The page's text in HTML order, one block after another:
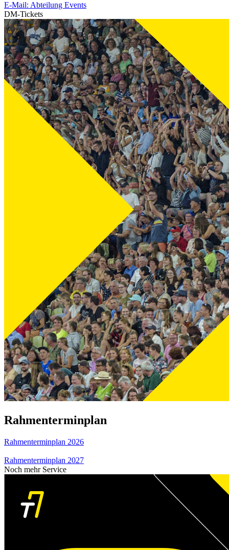
E-Mail: Abteilung Events
DM-Tickets
Rahmenterminplan
Rahmenterminplan 2026
Rahmenterminplan 2027
Noch mehr Service